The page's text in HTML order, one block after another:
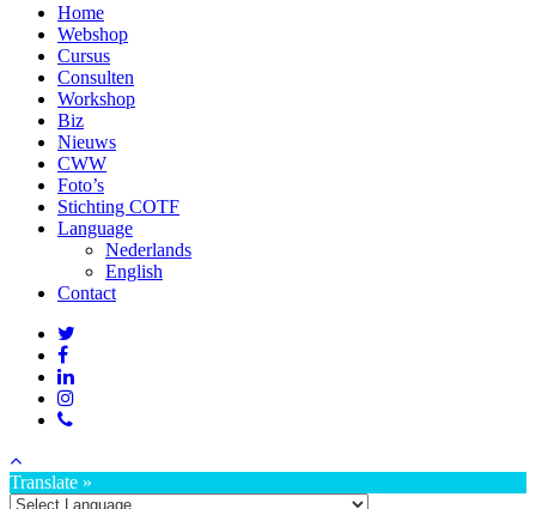
Home
Webshop
Cursus
Consulten
Workshop
Biz
Nieuws
CWW
Foto’s
Stichting COTF
Language
Nederlands
English
Contact
Translate »